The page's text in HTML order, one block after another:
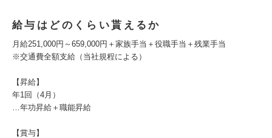
給与はどのくらい貰えるか
月給251,000円～659,000円＋家族手当＋役職手当＋残業手当
※交通費全額支給（当社規程による）
【昇給】
年1回（4月）
…年功昇給＋職能昇給
【賞与】